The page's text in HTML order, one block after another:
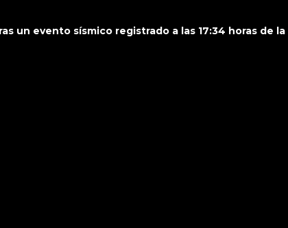
un evento sísmico registrado a las 17:34 horas de la